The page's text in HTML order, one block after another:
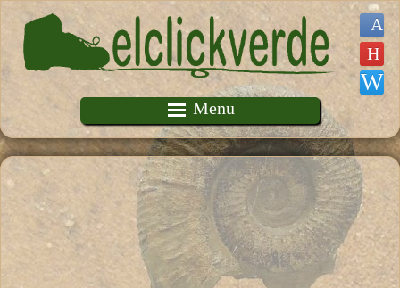
Pasar al contenido principal
Menu